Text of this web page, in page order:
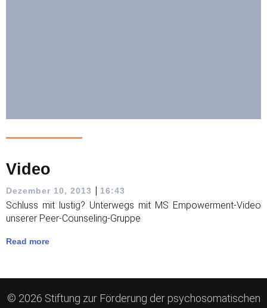
Video
Dezember 10, 2013 | 16:43
Schluss mit lustig? Unterwegs mit MS Empowerment-Video
unserer Peer-Counseling-Gruppe
Read more
© 2026 Stiftung zur Förderung der psychosomatischen